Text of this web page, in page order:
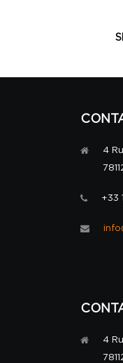
4
+33
4